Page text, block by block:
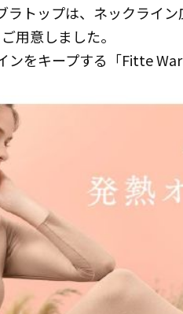
ラトップは、ネックライ
用意しました。
をキープする「Fitte